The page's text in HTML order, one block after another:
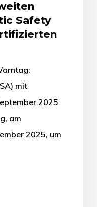
Safety
mit
2025
am
2025, um